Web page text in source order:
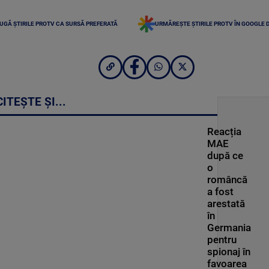
ȘTIRILE PROTV CA SURSĂ PREFERATĂ URMĂREȘTE ȘTIRILE PROTV ÎN GOOGLE
ȘI...
Reacția
MAE
după ce
o
româncă
a fost
arestată
în
Germania
pentru
spionaj în
favoarea